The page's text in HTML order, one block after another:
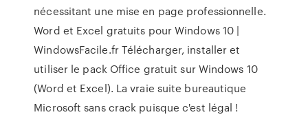
nécessitant une mise en page professionnelle.
Word et Excel gratuits pour Windows 10 |
WindowsFacile.fr Télécharger, installer et
utiliser le pack Office gratuit sur Windows 10
(Word et Excel). La vraie suite bureautique
Microsoft sans crack puisque c'est légal !